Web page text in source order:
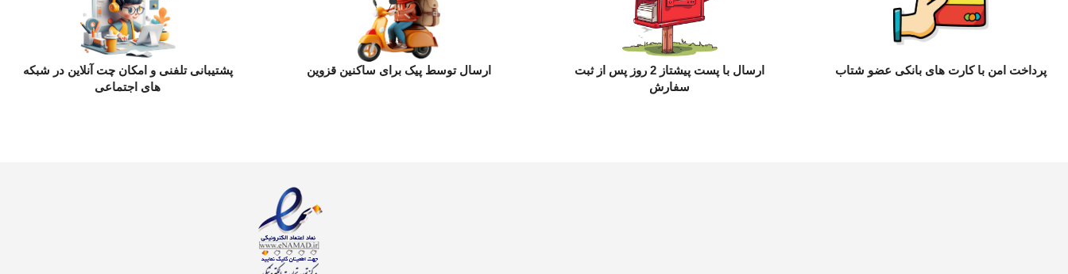
پرداخت امن با کارت های بانکی عضو شتاب
ارسال با پست پیشتاز 2 روز پس از ثبت
سفارش
ارسال توسط پیک برای ساکنین قزوین
پشتیبانی تلفنی و امکان چت آنلاین در شبکه
های اجتماعی